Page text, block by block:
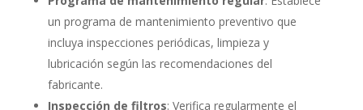
un programa de mantenimiento preventivo que
incluya inspecciones periódicas, limpieza y
lubricación según las recomendaciones del
fabricante.
Inspección de filtros: Verifica regularmente el